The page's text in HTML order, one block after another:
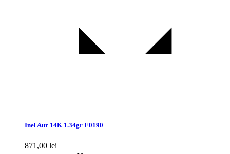
Inel Aur 14K 1.34gr E0190
871,00 lei